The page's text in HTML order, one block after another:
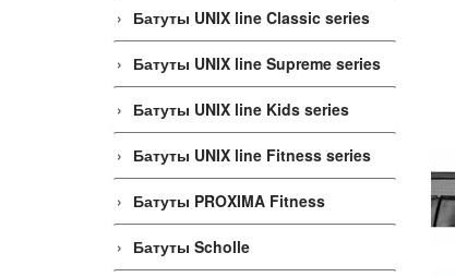
Батуты UNIX line Classic series
Батуты UNIX line Supreme series
Батуты UNIX line Kids series
Батуты UNIX line Fitness series
Батуты PROXIMA Fitness
Батуты Scholle